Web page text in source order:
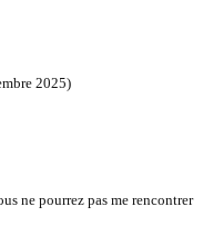
2025)
ne pourrez pas me rencontrer